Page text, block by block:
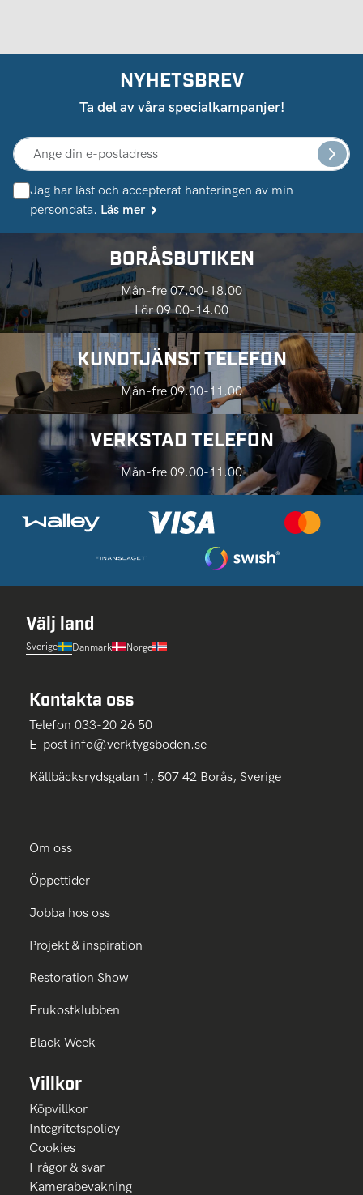
NYHETSBREV
Ta del av våra specialkampanjer!
Jag har läst och accepterat hanteringen av min
persondata. Läs mer
BORÅSBUTIKEN
Mån-fre 07.00-18.00
Lör 09.00-14.00
KUNDTJÄNST TELEFON
Mån-fre 09.00-11.00
VERKSTAD TELEFON
Mån-fre 09.00-11.00
Välj land
Sverige Danmark Norge
Kontakta oss
Telefon 033-20 26 50
E-post info@verktygsboden.se
Källbäcksrydsgatan 1, 507 42 Borås, Sverige
Om oss
Öppettider
Jobba hos oss
Projekt & inspiration
Restoration Show
Frukostklubben
Black Week
Villkor
Köpvillkor
Integritetspolicy
Cookies
Frågor & svar
Kamerabevakning